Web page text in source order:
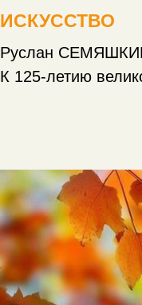
ИСКУССТВО
Руслан
К 125-летию